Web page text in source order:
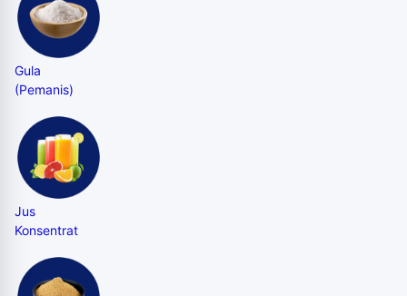
Gula
(Pemanis)
Jus
Konsentrat